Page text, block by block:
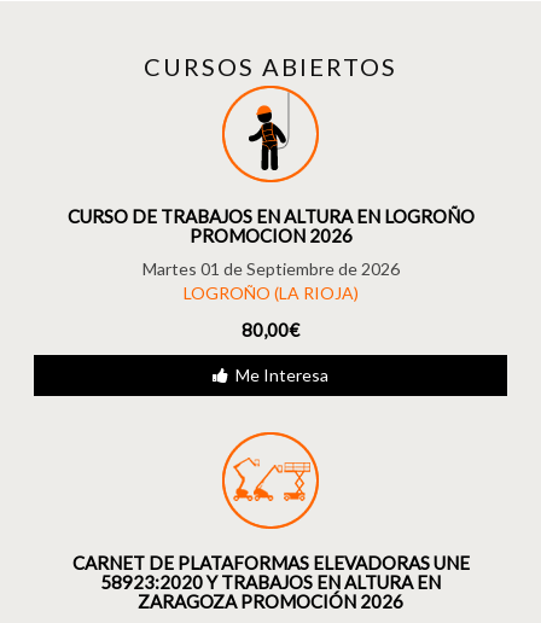
CURSOS ABIERTOS
CURSO DE TRABAJOS EN ALTURA EN LOGROÑO
PROMOCION 2026
Martes 01 de Septiembre de 2026
LOGROÑO (LA RIOJA)
80,00€
Me Interesa
CARNET DE PLATAFORMAS ELEVADORAS UNE
58923:2020 Y TRABAJOS EN ALTURA EN
ZARAGOZA PROMOCIÓN 2026